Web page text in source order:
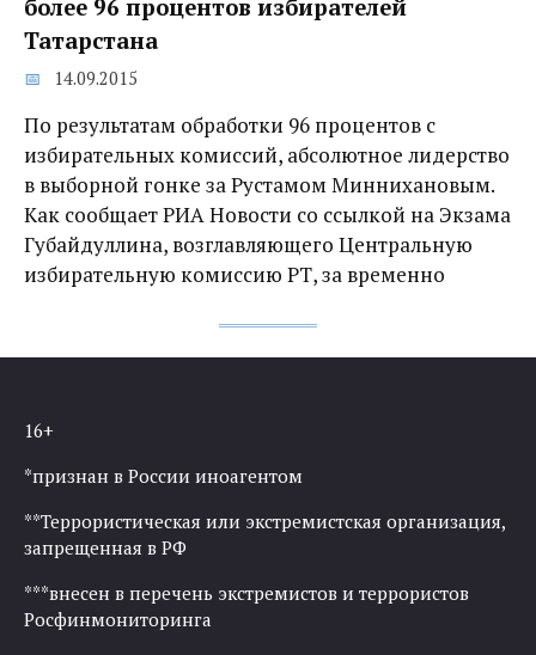
более 96 процентов избирателей
Татарстана
14.09.2015
По результатам обработки 96 процентов с
избирательных комиссий, абсолютное лидерство
в выборной гонке за Рустамом Миннихановым.
Как сообщает РИА Новости со ссылкой на Экзама
Губайдуллина, возглавляющего Центральную
избирательную комиссию РТ, за временно
16+
*признан в России иноагентом
**Террористическая или экстремистская организация,
запрещенная в РФ
***внесен в перечень экстремистов и террористов
Росфинмониторинга